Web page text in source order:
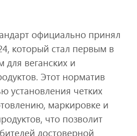
официально принял
который стал первым в
для веганских и
Этот норматив
установления четких
маркировке и
что позволит
достоверной